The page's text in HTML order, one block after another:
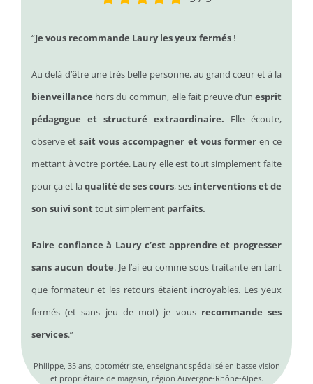
“Je vous recommande Laury les yeux fermés !
Au delà d’être une très belle personne, au grand cœur et à la
bienveillance hors du commun, elle fait preuve d’un esprit
pédagogue et structuré extraordinaire. Elle écoute,
observe etsait vous accompagner et vous formeren ce
mettant à votre portée. Laury elle est tout simplement faite
pour ça et laqualité de ses cours, ses interventions et de
son suivi sonttout simplement parfaits.
Faire confiance à Laury c’est apprendre et progresser
sans aucun doute. Je l’ai eu comme sous traitante en tant
que formateur et les retours étaient incroyables. Les yeux
fermés (et sans jeu de mot) je vous recommande ses
services.”
Philippe, 35 ans, optométriste, enseignant spécialisé en basse vision
et propriétaire de magasin, région Auvergne-Rhône-Alpes.